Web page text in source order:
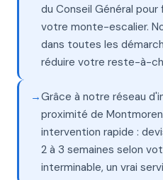
du Conseil Général
votre monte-escalier.
dans toutes les
réduire votre reste-à-
Grâce à notre réseau
proximité de
intervention rapide :
2 à 3 semaines selon
interminable, un vrai